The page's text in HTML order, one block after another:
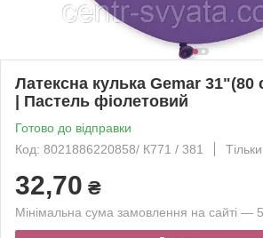
Латексна кулька Gemar 31"(80
| Пастель фіолетовий
Готово до відправки
Код: 8021886220858/ К771 / 381
32,70 ₴
Мінімальна сума замовлення на сайті —